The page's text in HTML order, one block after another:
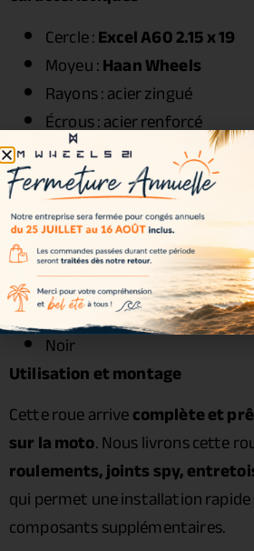
Cercle :Excel A60 2.15 x 19
Moyeu :Haan Wheels
Rayons : acier zingué
Écrous : acier renforcé
Roulements : inclus
Joints spy : inclus
Entretoises : incluses
Visserie : incluse
Couleurs disponibles
Couleur incluse dans le kit :
Noir
Utilisation et montage
Cette roue arrivecomplète et
sur la moto. Nous livrons cette
roulements, joints spy,
qui permet une installation
composants supplémentaires.